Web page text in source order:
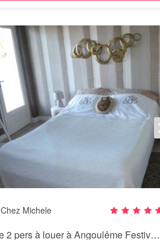
Chez Michele
Chambre 2 pers à louer à Angoulême Festival du Film 20 au 26 août 2019